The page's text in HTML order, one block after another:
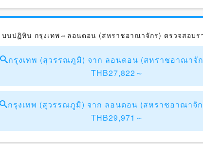
บนปฏิทิน กรุงเทพ⇔ลอนดอน (สหราชอาณาจักร) ตรวจสอบร
กรุงเทพ (สุวรรณภูมิ) จาก ลอนดอน (สหราชอาณาจัก
THB27,822～
กรุงเทพ (สุวรรณภูมิ) จาก ลอนดอน (สหราชอาณาจัก
THB29,971～